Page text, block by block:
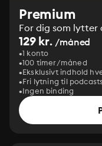
Premium
For dig som
129 kr. /måned
1 konto
100 timer/måned
Eksklusivt indhold
Fri lytning til
Ingen binding